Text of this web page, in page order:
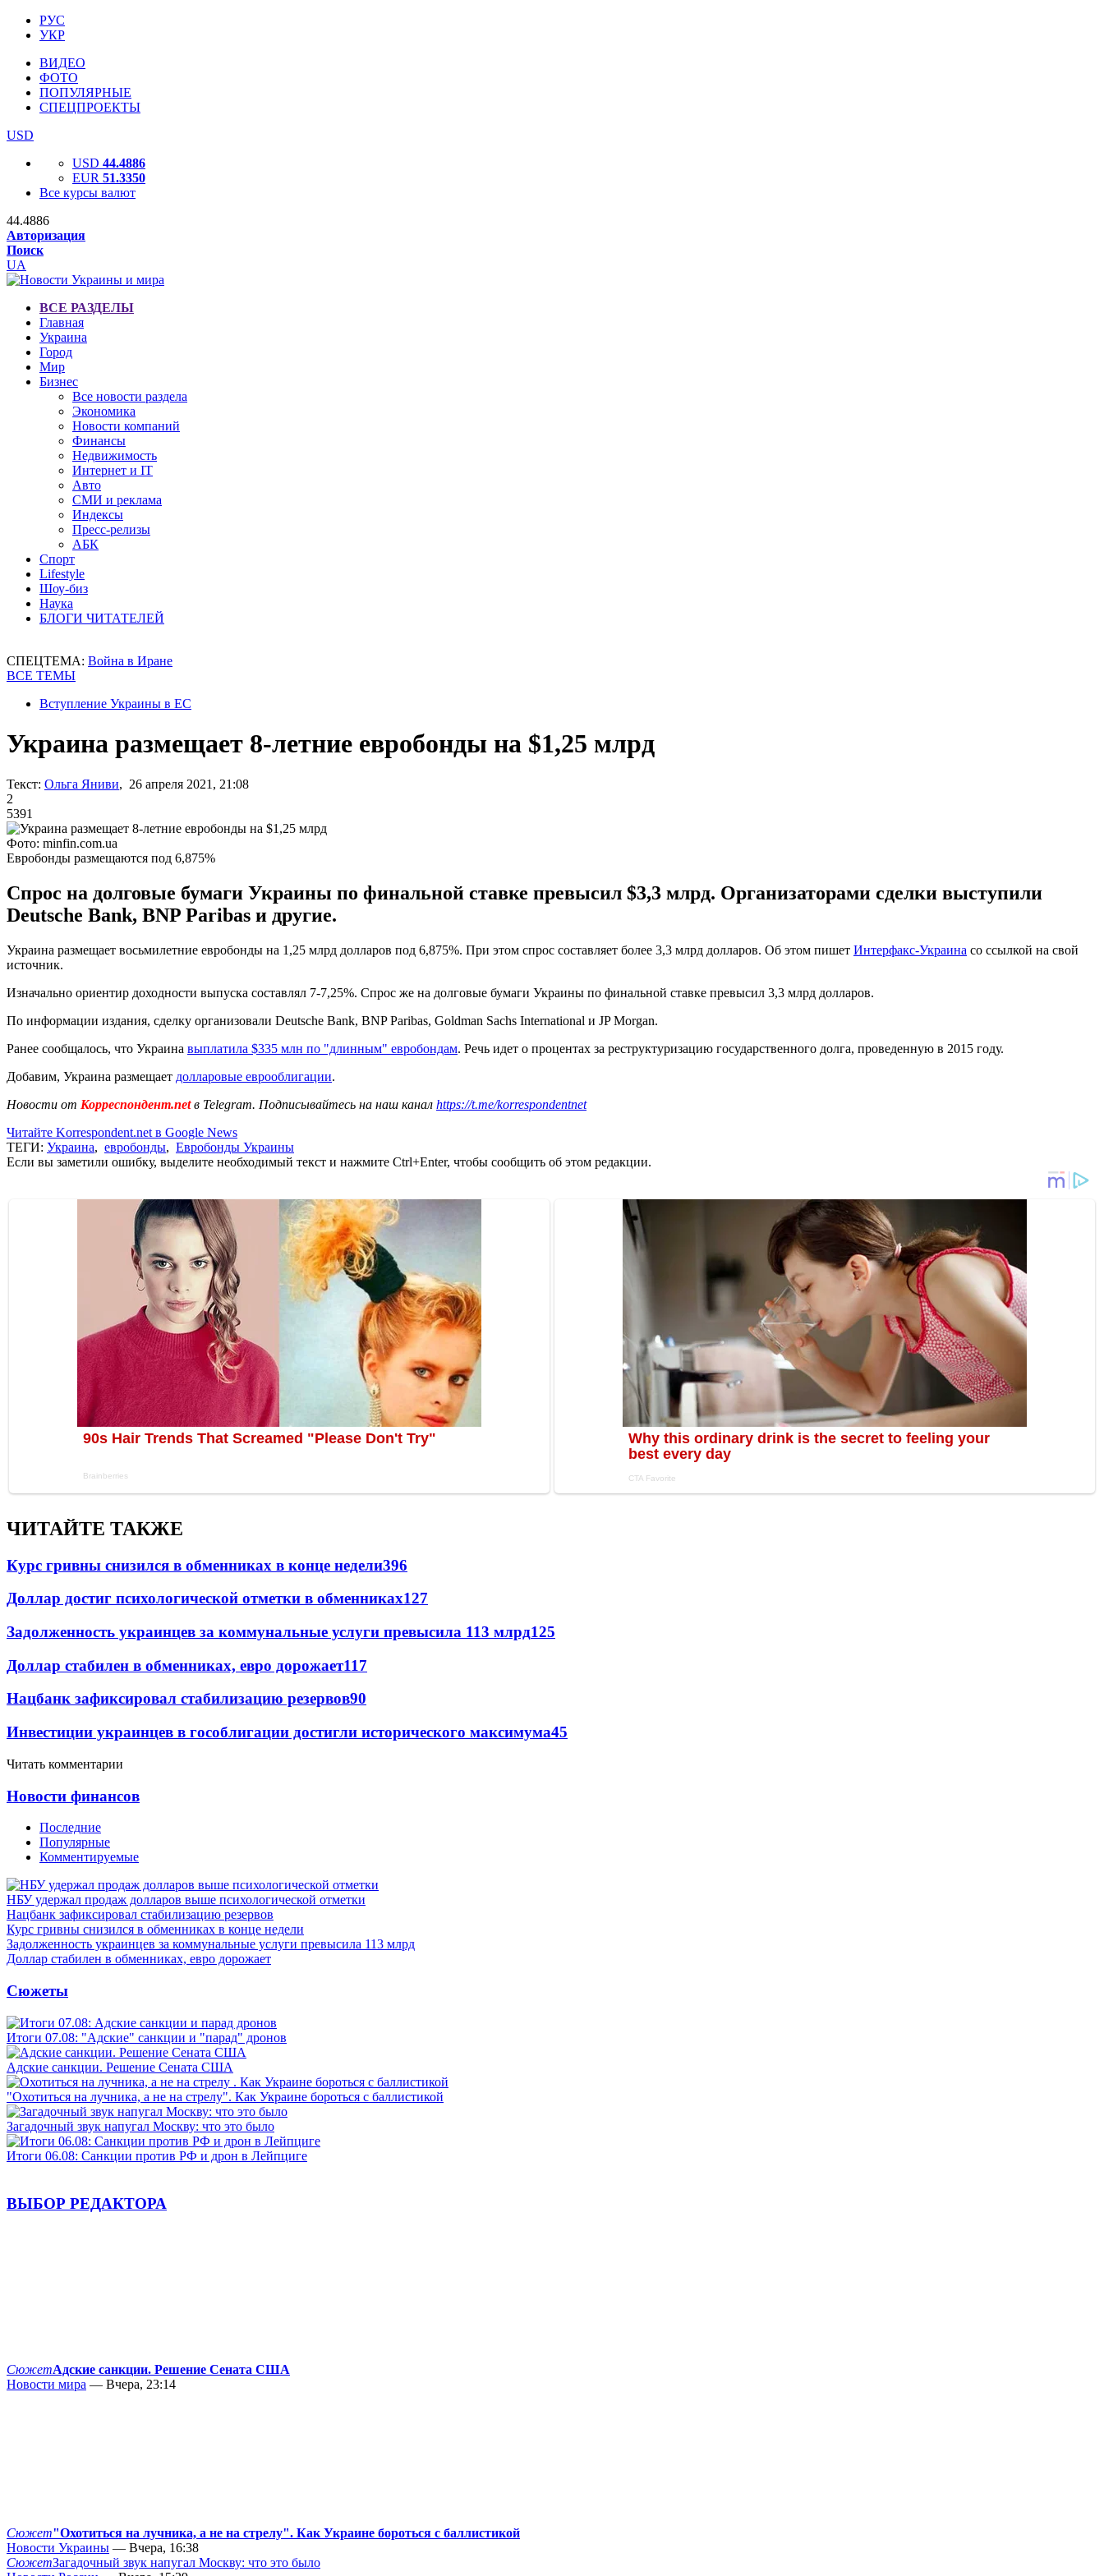
РУС
УКР
ВИДЕО
ФОТО
ПОПУЛЯРНЫЕ
СПЕЦПРОЕКТЫ
USD
USD 44.4886
EUR 51.3350
Все курсы валют
44.4886
Авторизация
Поиск
UA
ВСЕ РАЗДЕЛЫ
Главная
Украина
Город
Мир
Бизнес
Все новости раздела
Экономика
Новости компаний
Финансы
Недвижимость
Интернет и IT
Авто
СМИ и реклама
Индексы
Пресс-релизы
АБК
Спорт
Lifestyle
Шоу-биз
Наука
БЛОГИ ЧИТАТЕЛЕЙ
СПЕЦТЕМА: Война в Иране
ВСЕ ТЕМЫ
Вступление Украины в ЕС
Украина размещает 8-летние евробонды на $1,25 млрд
Текст: Ольга Яниви, 26 апреля 2021, 21:08
2
5391
Фото: minfin.com.ua
Евробонды размещаются под 6,875%
Спрос на долговые бумаги Украины по финальной ставке превысил $3,3 млрд. Организаторами сделки выступили
Deutsche Bank, BNP Paribas и другие.
Украина размещает восьмилетние евробонды на 1,25 млрд долларов под 6,875%. При этом спрос составляет более 3,3 млрд долларов. Об этом пишет Интерфакс-Украина со ссылкой на свой
источник.
Изначально ориентир доходности выпуска составлял 7-7,25%. Спрос же на долговые бумаги Украины по финальной ставке превысил 3,3 млрд долларов.
По информации издания, сделку организовали Deutsche Bank, BNP Paribas, Goldman Sachs International и JP Morgan.
Ранее сообщалось, что Украина выплатила $335 млн по "длинным" евробондам. Речь идет о процентах за реструктуризацию государственного долга, проведенную в 2015 году.
Добавим, Украина размещает долларовые еврооблигации.
Новости от Корреспондент.netв Telegram. Подписывайтесь на наш канал https://t.me/korrespondentnet
Читайте Korrespondent.net в Google News
ТЕГИ: Украина, евробонды, Евробонды Украины
Если вы заметили ошибку, выделите необходимый текст и нажмите Ctrl+Enter, чтобы сообщить об этом редакции.
ЧИТАЙТЕ ТАКЖЕ
Курс гривны снизился в обменниках в конце недели396
Доллар достиг психологической отметки в обменниках127
Задолженность украинцев за коммунальные услуги превысила 113 млрд125
Доллар стабилен в обменниках, евро дорожает117
Нацбанк зафиксировал стабилизацию резервов90
Инвестиции украинцев в гособлигации достигли исторического максимума45
Читать комментарии
Новости финансов
Последние
Популярные
Комментируемые
НБУ удержал продаж долларов выше психологической отметки
Нацбанк зафиксировал стабилизацию резервов
Курс гривны снизился в обменниках в конце недели
Задолженность украинцев за коммунальные услуги превысила 113 млрд
Доллар стабилен в обменниках, евро дорожает
Сюжеты
Итоги 07.08: "Адские" санкции и "парад" дронов
Адские санкции. Решение Сената США
"Охотиться на лучника, а не на стрелу". Как Украине бороться с баллистикой
Загадочный звук напугал Москву: что это было
Итоги 06.08: Санкции против РФ и дрон в Лейпциге
ВЫБОР РЕДАКТОРА
СюжетАдские санкции. Решение Сената США
Новости мира — Вчера, 23:14
Сюжет"Охотиться на лучника, а не на стрелу". Как Украине бороться с баллистикой
Новости Украины — Вчера, 16:38
СюжетЗагадочный звук напугал Москву: что это было